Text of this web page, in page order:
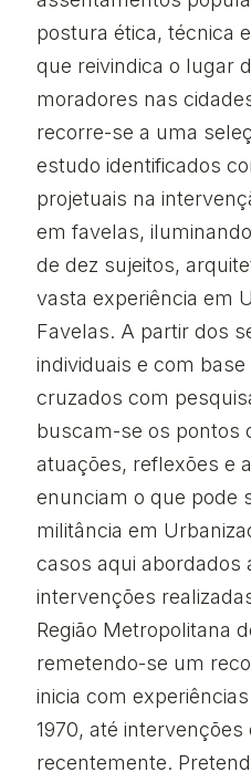
postura ética, técnica
que reivindica o lugar
moradores nas
recorre-se a uma
estudo identificados
projetuais na
em favelas,
de dez sujeitos,
vasta experiência em
Favelas. A partir dos
individuais e com
cruzados com
buscam-se os pontos
atuações, reflexões e
enunciam o que pode
militância em
casos aqui abordados
intervenções
Região Metropolitana
remetendo-se um
inicia com
1970, até intervenções
recentemente.